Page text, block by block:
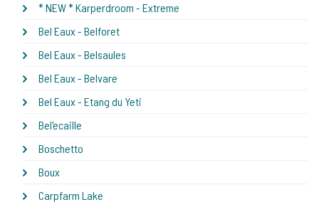
* NEW * Karperdroom - Extreme
Bel Eaux - Belforet
Bel Eaux - Belsaules
Bel Eaux - Belvare
Bel Eaux - Etang du Yeti
Bel'ecaille
Boschetto
Boux
Carpfarm Lake